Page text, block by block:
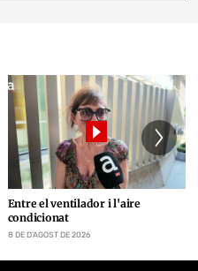
Entre el ventilador i l'aire
condicionat
8 DE D’AGOST DE 2026